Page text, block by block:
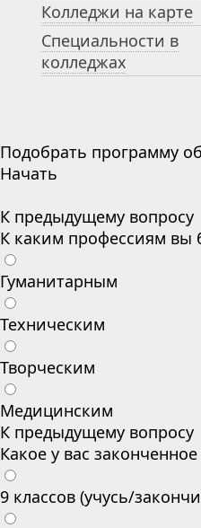
Колледжи на карте
Специальности в
колледжах
Подобрать программу
Начать
К предыдущему вопросу
К каким профессиям вы
Гуманитарным
Техническим
Творческим
Медицинским
К предыдущему вопросу
Какое у вас
9 классов (учусь/